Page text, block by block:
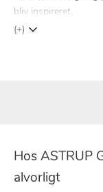
bliv inspireret.
(+)
Hos ASTRUP
alvorligt